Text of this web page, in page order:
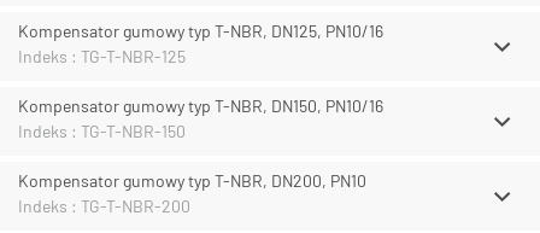
Kompensator gumowy typ T-NBR, DN125, PN10/16
Indeks : TG-T-NBR-125
Kompensator gumowy typ T-NBR, DN150, PN10/16
Indeks : TG-T-NBR-150
Kompensator gumowy typ T-NBR, DN200, PN10
Indeks : TG-T-NBR-200